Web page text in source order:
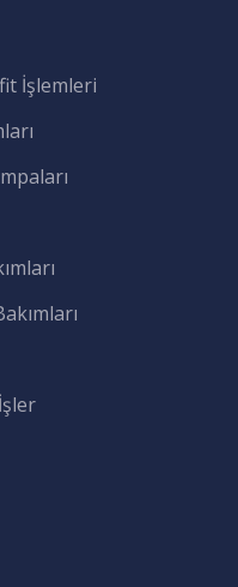
İşlemleri